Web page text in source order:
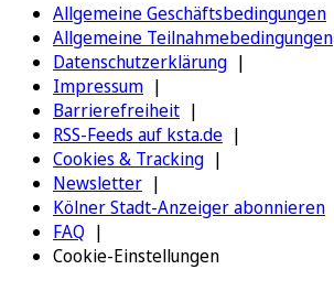
Allgemeine Geschäftsbedingungen
Allgemeine Teilnahmebedingungen
Datenschutzerklärung
Impressum
Barrierefreiheit
RSS-Feeds auf ksta.de
Cookies & Tracking
Newsletter
Kölner Stadt-Anzeiger abonnieren
FAQ
Cookie-Einstellungen